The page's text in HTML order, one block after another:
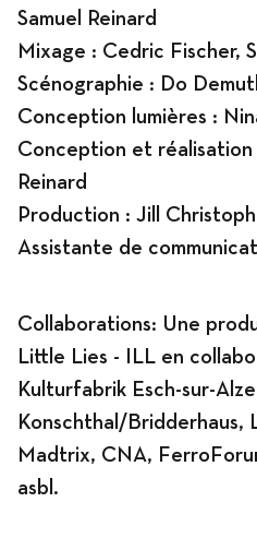
Samuel Reinard
Mixage : Cedric Fischer,
Scénographie : Do
Conception lumières :
Conception et réalisation
Reinard
Production : Jill
Assistante de
Collaborations: Une
Little Lies - ILL en
Kulturfabrik Esch-sur-
Konschthal/Bridderhaus,
Madtrix, CNA,
asbl.